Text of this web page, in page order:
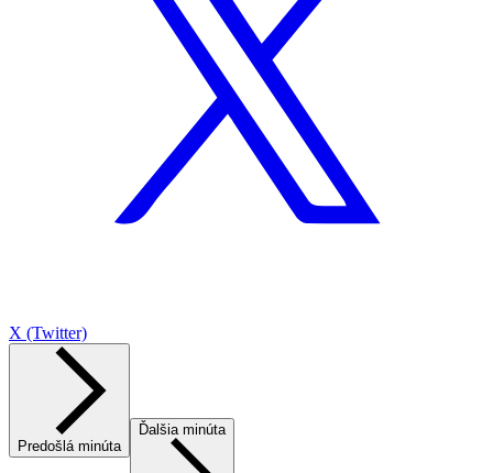
X (Twitter)
Predošlá minúta
Ďalšia minúta